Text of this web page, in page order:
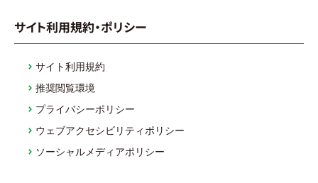
サイト利用規約・ポリシー
サイト利用規約
推奨閲覧環境
プライバシーポリシー
ウェブアクセシビリティポリシー
ソーシャルメディアポリシー